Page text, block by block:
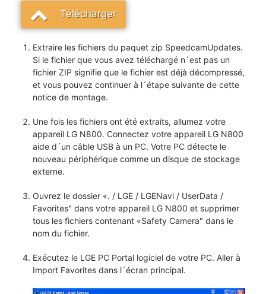
Télécharger
Extraire les fichiers du paquet zip SpeedcamUpdates.
Si le fichier que vous avez téléchargé n´est pas un
fichier ZIP signifie que le fichier est déjà décompressé,
et vous pouvez continuer à l´étape suivante de cette
notice de montage.
Une fois les fichiers ont été extraits, allumez votre
appareil LG N800. Connectez votre appareil LG N800
aide d´un câble USB à un PC. Votre PC détecte le
nouveau périphérique comme un disque de stockage
externe.
Ouvrez le dossier «. / LGE / LGENavi / UserData /
Favorites" dans votre appareil LG N800 et supprimer
tous les fichiers contenant «Safety Camera" dans le
nom du fichier.
Exécutez le LGE PC Portal logiciel de votre PC. Aller à
Import Favorites dans l´écran principal.